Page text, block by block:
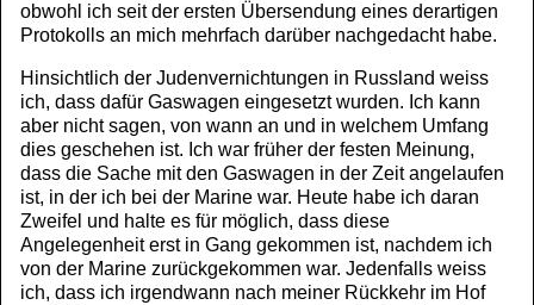
obwohl ich seit der ersten Übersendung eines derartigen
Protokolls an mich mehrfach darüber nachgedacht habe.
Hinsichtlich der Judenvernichtungen in Russland weiss
ich, dass dafür Gaswagen eingesetzt wurden. Ich kann
aber nicht sagen, von wann an und in welchem Umfang
dies geschehen ist. Ich war früher der festen Meinung,
dass die Sache mit den Gaswagen in der Zeit angelaufen
ist, in der ich bei der Marine war. Heute habe ich daran
Zweifel und halte es für möglich, dass diese
Angelegenheit erst in Gang gekommen ist, nachdem ich
von der Marine zurückgekommen war. Jedenfalls weiss
ich, dass ich irgendwann nach meiner Rückkehr im Hof